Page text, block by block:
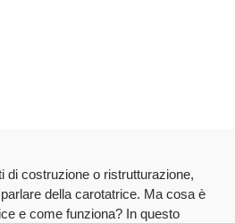
di costruzione o ristrutturazione,
della carotatrice. Ma cosa è
e come funziona? In questo